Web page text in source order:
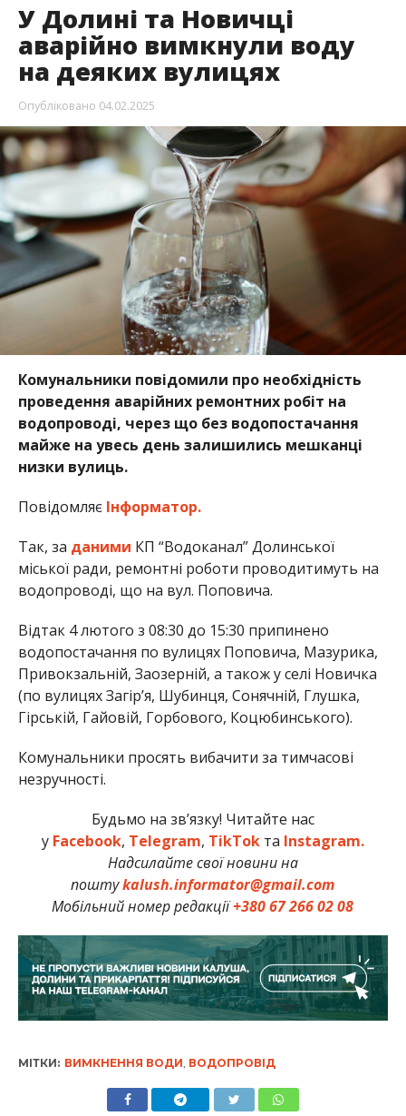
У Долині та Новичці
аварійно вимкнули воду
на деяких вулицях
Опубліковано 04.02.2025
Комунальники повідомили про необхідність
проведення аварійних ремонтних робіт на
водопроводі, через що без водопостачання
майже на увесь день залишились мешканці
низки вулиць.
Повідомляє Інформатор.
Так, за даними КП “Водоканал” Долинської
міської ради, ремонтні роботи проводитимуть на
водопроводі, що на вул. Поповича.
Відтак 4 лютого з 08:30 до 15:30 припинено
водопостачання по вулицях Поповича, Мазурика,
Привокзальній, Заозерній, а також у селі Новичка
(по вулицях Загір’я, Шубинця, Сонячній, Глушка,
Гірській, Гайовій, Горбового, Коцюбинського).
Комунальники просять вибачити за тимчасові
незручності.
Будьмо на зв’язку! Читайте нас
у Facebook, Telegram, TikTokта Instagram.
Надсилайте свої новини на
поштуkalush.informator@gmail.com
Мобільний номер редакції+380 67 266 02 08
МІТКИ: ВИМКНЕННЯ ВОДИ ВОДОПРОВІД